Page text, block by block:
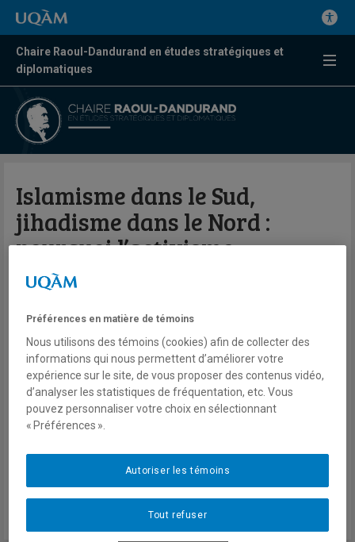
Chaire Raoul-Dandurand en études stratégiques et
diplomatiques
Islamisme dans le Sud,
jihadisme dans le Nord :
pourquoi l’activisme
islamique au Mali s’est-il
exprimé différemment ?
Par Ibrahim Yahaya Ibrahim
Bulletin du Centre FrancoPaix en résolution des conflits et
missions de paix | Vol.2 No. 10
Décembre 2017
Préférences en matière de témoins
Nous utilisons des témoins (cookies) afin de collecter des
informations qui nous permettent d’améliorer votre
expérience sur le site, de vous proposer des contenus vidéo,
d’analyser les statistiques de fréquentation, etc. Vous
pouvez personnaliser votre choix en sélectionnant
« Préférences ».
Tout refuser
Autoriser les témoins